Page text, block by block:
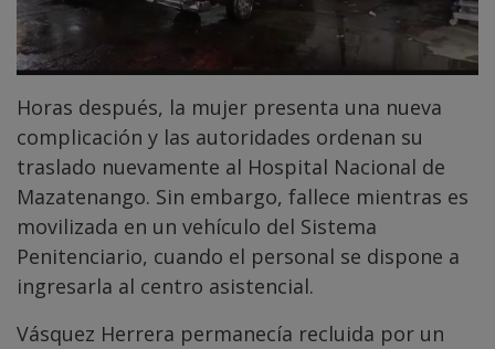
Horas después, la mujer presenta una nueva
complicación y las autoridades ordenan su
traslado nuevamente al Hospital Nacional de
Mazatenango. Sin embargo, fallece mientras es
movilizada en un vehículo del Sistema
Penitenciario, cuando el personal se dispone a
ingresarla al centro asistencial.
Vásquez Herrera permanecía recluida por un